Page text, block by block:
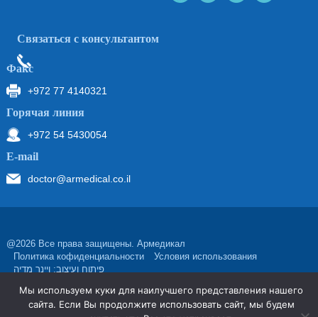
Связаться с консультантом
Факс
+972 77 4140321
Горячая линия
+972 54 5430054
Е-mail
doctor@armedical.co.il
@2026 Все права защищены. Армедикал
Политика кофиденциальности
Условия использования
פיתוח ועיצוב: ויינר מדיה
Мы используем куки для наилучшего представления нашего
сайта. Если Вы продолжите использовать сайт, мы будем